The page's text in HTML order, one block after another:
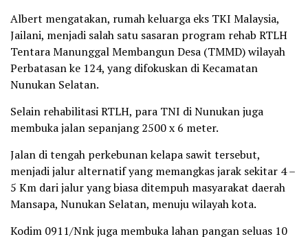
Albert mengatakan, rumah keluarga eks TKI Malaysia,
Jailani, menjadi salah satu sasaran program rehab RTLH
Tentara Manunggal Membangun Desa (TMMD) wilayah
Perbatasan ke 124, yang difokuskan di Kecamatan
Nunukan Selatan.
Selain rehabilitasi RTLH, para TNI di Nunukan juga
membuka jalan sepanjang 2500 x 6 meter.
Jalan di tengah perkebunan kelapa sawit tersebut,
menjadi jalur alternatif yang memangkas jarak sekitar 4 –
5 Km dari jalur yang biasa ditempuh masyarakat daerah
Mansapa, Nunukan Selatan, menuju wilayah kota.
Kodim 0911/Nnk juga membuka lahan pangan seluas 10